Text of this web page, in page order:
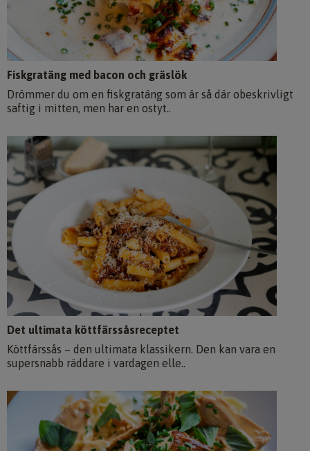
Fiskgratäng med bacon och gräslök
Drömmer du om en fiskgratäng som är så där obeskrivligt
saftig i mitten, men har en ostyt..
Det ultimata köttfärssåsreceptet
Köttfärssås – den ultimata klassikern. Den kan vara en
supersnabb räddare i vardagen elle..